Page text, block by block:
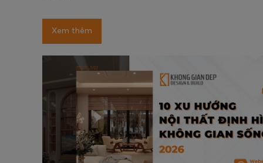
Xem thêm